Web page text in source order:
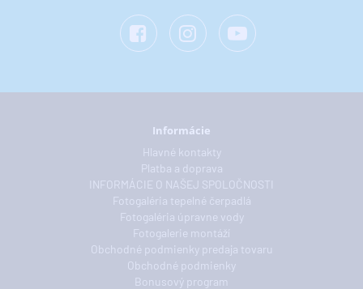
Informácie
Hlavné kontakty
Platba a doprava
INFORMÁCIE O NAŠEJ SPOLOČNOSTI
Fotogaléria tepelné čerpadlá
Fotogaléria úpravne vody
Fotogalerie montáží
Obchodné podmienky predaja tovaru
Obchodné podmienky
Bonusový program